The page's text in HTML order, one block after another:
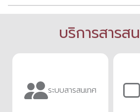
บริการสารส
ระบบสารสนเทศ